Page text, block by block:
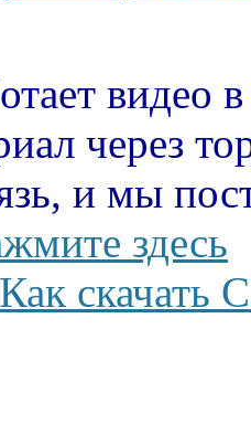
видео
через
и мы
здесь
скачать